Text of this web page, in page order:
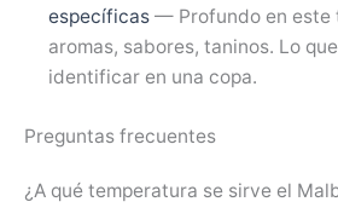
específicas — Profundo en este
aromas, sabores, taninos. Lo
identificar en una copa.
Preguntas frecuentes
¿A qué temperatura se sirve el